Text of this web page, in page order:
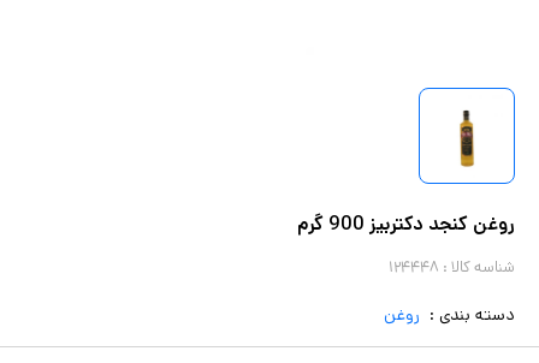
روغن کنجد دکتربیز 900 گرم
شناسه کالا : ۱۲۴۴۴۸
دسته بندی : روغن